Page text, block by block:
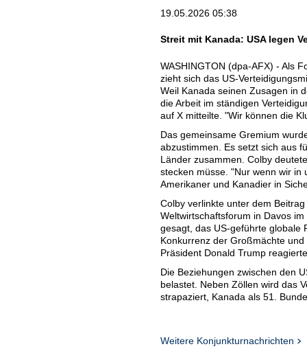
19.05.2026 05:38
Streit mit Kanada: USA legen
WASHINGTON (dpa-AFX) - Als
zieht sich das US-
Weil Kanada seinen Zusagen in
die Arbeit im ständigen
auf X mitteilte. "Wir können die
Das gemeinsame Gremium
abzustimmen. Es setzt sich aus
Länder zusammen. Colby
stecken müsse. "Nur wenn wir in
Amerikaner und Kanadier in
Colby verlinkte unter dem
Weltwirtschaftsforum in Davos
gesagt, das US-geführte globale
Konkurrenz der Großmächte
Präsident Donald Trump
Die Beziehungen zwischen den
belastet. Neben Zöllen wird das
strapaziert, Kanada als 51.
Weitere Konjunkturnachrichten